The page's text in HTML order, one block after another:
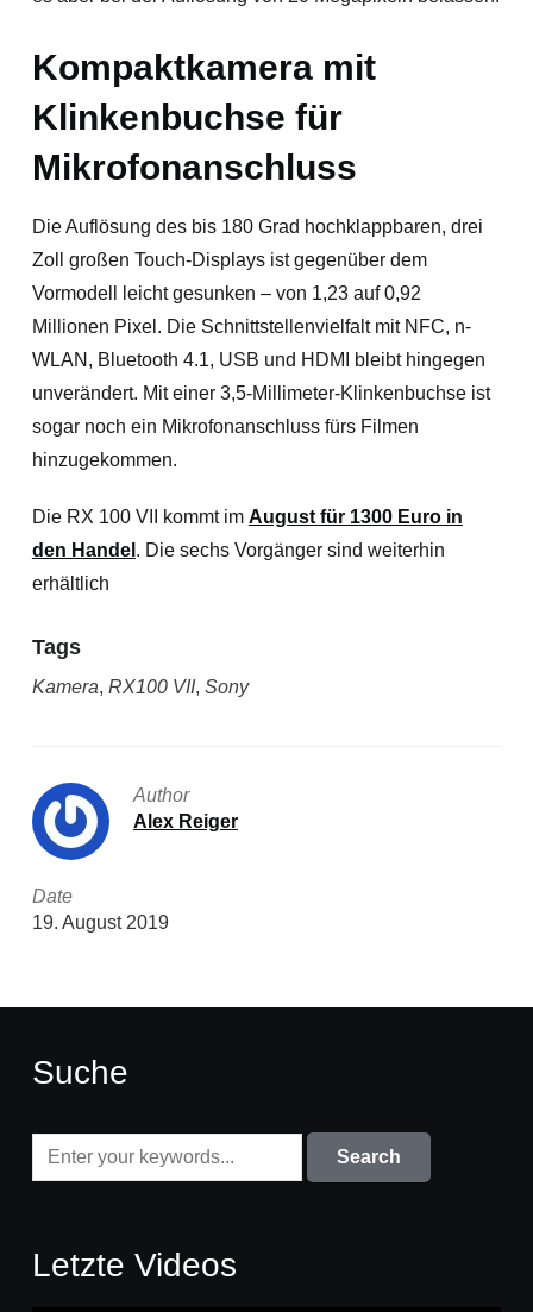
Kompaktkamera mit
Klinkenbuchse für
Mikrofonanschluss
Die Auflösung des bis 180 Grad hochklappbaren, drei
Zoll großen Touch-Displays ist gegenüber dem
Vormodell leicht gesunken – von 1,23 auf 0,92
Millionen Pixel. Die Schnittstellenvielfalt mit NFC, n-
WLAN, Bluetooth 4.1, USB und HDMI bleibt hingegen
unverändert. Mit einer 3,5-Millimeter-Klinkenbuchse ist
sogar noch ein Mikrofonanschluss fürs Filmen
hinzugekommen.
Die RX 100 VII kommt im August für 1300 Euro in
den Handel . Die sechs Vorgänger sind weiterhin
erhältlich
Tags
Kamera, RX100 VII, Sony
Author
Alex Reiger
Date
19. August 2019
Suche
Letzte Videos